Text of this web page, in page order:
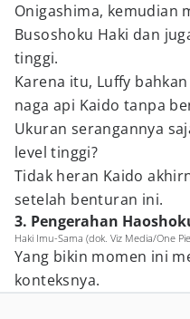
Onigashima, kemudian
Busoshoku Haki dan
tinggi.
Karena itu, Luffy
naga api Kaido tanpa
Ukuran serangannya
level tinggi?
Tidak heran Kaido
setelah benturan ini.
3. Pengerahan
Haki Imu-Sama (dok. Viz Media/One
Yang bikin momen ini
konteksnya.